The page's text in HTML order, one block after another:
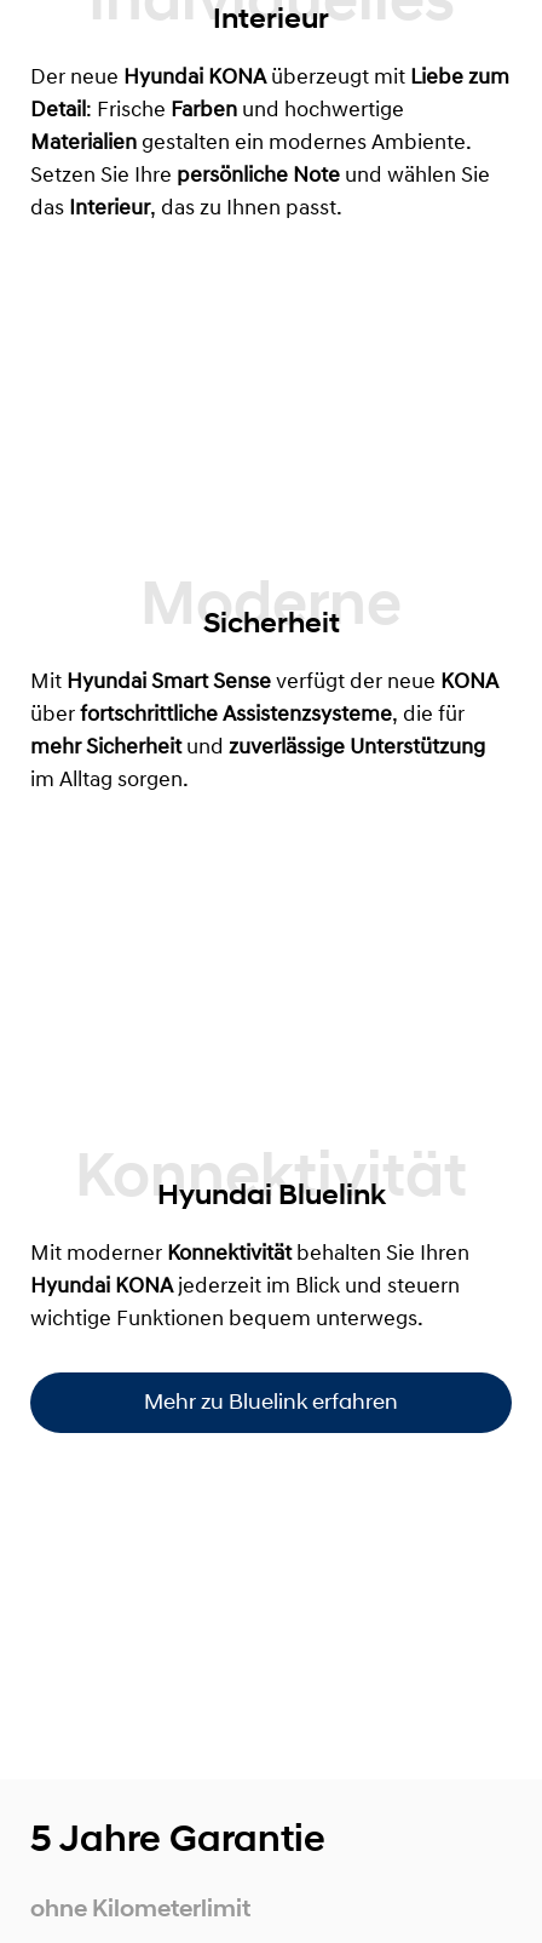
Interieur
Der neue Hyundai KONAüberzeugt mit Liebe zum
Detail: Frische Farben und hochwertige
Materialien gestalten ein modernes Ambiente.
Setzen Sie Ihre persönliche Note und wählen Sie
das Interieur, das zu Ihnen passt.
Sicherheit
Mit Hyundai Smart Sense verfügt der neue KONA
über fortschrittliche Assistenzsysteme, die für
mehr Sicherheitund zuverlässige Unterstützung
im Alltag sorgen.
Hyundai Bluelink
Mit moderner Konnektivitätbehalten Sie Ihren
Hyundai KONA jederzeit im Blick und steuern
wichtige Funktionen bequem unterwegs.
Mehr zu Bluelink erfahren
5 Jahre Garantie
ohne Kilometerlimit